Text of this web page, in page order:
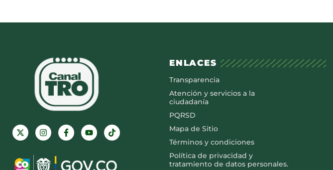
ENLACES
Transparencia
Atención y servicios a la
ciudadanía
PQRSD
Mapa de Sitio
Términos y condiciones
Política de privacidad y
tratamiento de datos personales.